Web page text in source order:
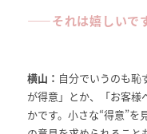
――それは嬉しいで
横山： 自分でいうのも恥
が得意」とか、「お客様
かです。小さな“得意”を